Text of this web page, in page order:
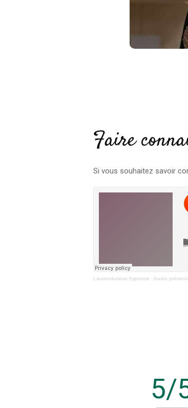
Faire
Si vous souhaitez savoir
Laurendurieux.hypnose · Audio
5/